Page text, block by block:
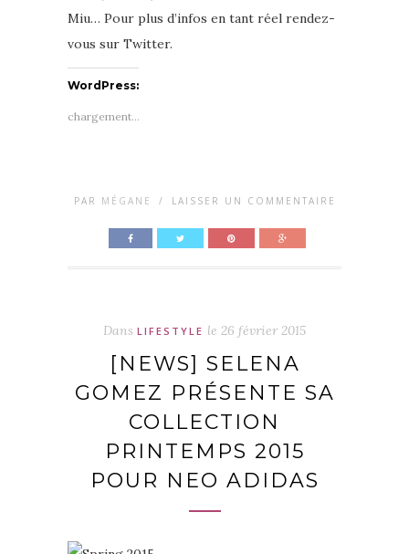
Miu… Pour plus d’infos en tant réel rendez-
vous sur Twitter.
WordPress:
chargement…
PAR MÉGANE / LAISSER UN COMMENTAIRE
Dans LIFESTYLE le 26 février 2015
[NEWS] SELENA
GOMEZ PRÉSENTE SA
COLLECTION
PRINTEMPS 2015
POUR NEO ADIDAS